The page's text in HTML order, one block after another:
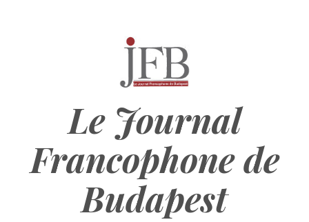
Le Journal
Francophone de
Budapest